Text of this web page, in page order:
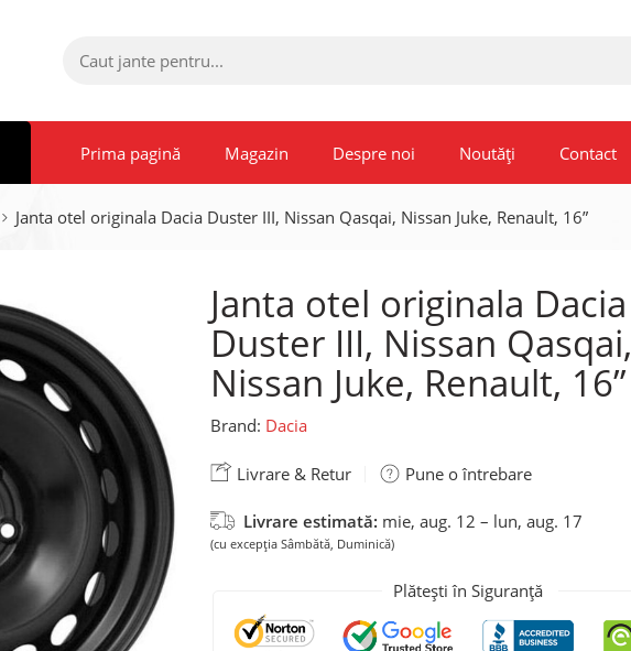
Prima pagină Magazin Despre noi Noutăți Contact
Janta otel originala Dacia Duster III, Nissan Qasqai, Nissan Juke, Renault, 16”
Janta otel originala Dacia
Duster III, Nissan Qasqai,
Nissan Juke, Renault, 16”
Brand: Dacia
Livrare & Retur Pune o întrebare
Livrare estimată: mie, aug. 12 – lun, aug. 17
(cu excepția Sâmbătă, Duminică)
Plătești în Siguranță